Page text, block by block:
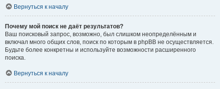
Вернуться к началу
Почему мой поиск не даёт результатов?
Ваш поисковый запрос, возможно, был слишком неопределённым и
включал много общих слов, поиск по которым в phpBB не осуществляется.
Будьте более конкретны и используйте возможности расширенного
поиска.
Вернуться к началу